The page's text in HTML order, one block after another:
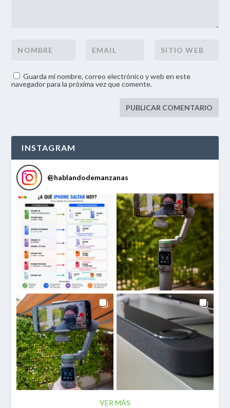
Guarda mi nombre, correo electrónico y web en este
navegador para la próxima vez que comente.
INSTAGRAM
@hablandodemanzanas
VER MÁS